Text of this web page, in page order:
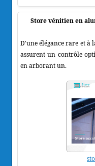
Store vénitien en
D'une élégance rare et à
assurent un contrôle
en arborant un.